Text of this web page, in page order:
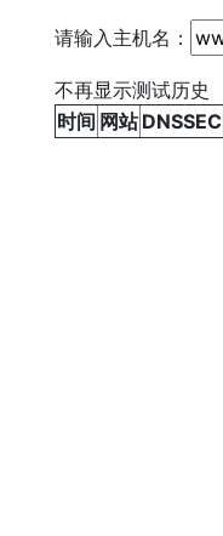
请输入主机名：
不再显示测试历史
时间 网站 DNSSEC